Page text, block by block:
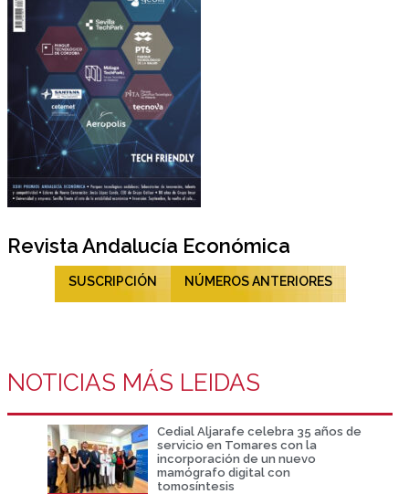
Revista Andalucía Económica
SUSCRIPCIÓN NÚMEROS ANTERIORES
NOTICIAS MÁS LEIDAS
Cedial Aljarafe celebra 35 años de
servicio en Tomares con la
incorporación de un nuevo
mamógrafo digital con
tomosíntesis